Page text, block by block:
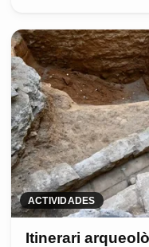
ACTIVIDADES
Itinerari